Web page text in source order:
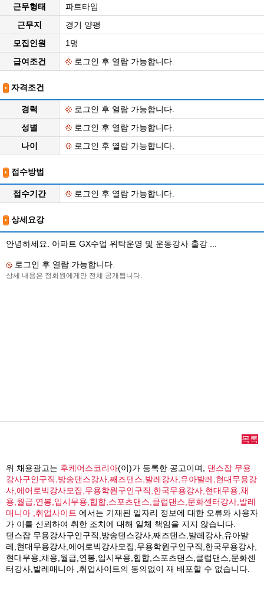
근무형태
파트타임
근무지
경기 양평
모집인원
1명
급여조건
로그인 후 열람 가능합니다.
자격조건
경력
로그인 후 열람 가능합니다.
성별
로그인 후 열람 가능합니다.
나이
로그인 후 열람 가능합니다.
접수방법
접수기간 로그인 후 열람 가능합니다.
상세요강
안녕하세요. 아파트 GX수업 위탁운영 및 운동강사 출강 ...
로그인 후 열람 가능합니다.
상세 내용은 정회원에게만 전체 공개됩니다.
목록
위 채용광고는 후케어스코리아(이)가 등록한 공고이며, 댄스잡 무용
강사구인구직,방송댄스강사,째즈댄스,발레강사,유아발레,현대무용강
사,에어로빅강사모집,무용학원구인구직,한국무용강사,현대무용,채
용,월급,연봉,입시무용,힙합,스포츠댄스,클럽댄스,문화센터강사,발레
매니아 ,취업사이트 에서는 기재된 일자리 정보에 대한 오류와 사용자
가 이를 신뢰하여 취한 조치에 대해 일체 책임을 지지 않습니다.
댄스잡 무용강사구인구직,방송댄스강사,째즈댄스,발레강사,유아발
레,현대무용강사,에어로빅강사모집,무용학원구인구직,한국무용강사,
현대무용,채용,월급,연봉,입시무용,힙합,스포츠댄스,클럽댄스,문화센
터강사,발레매니아 ,취업사이트의 동의없이 재 배포할 수 없습니다.